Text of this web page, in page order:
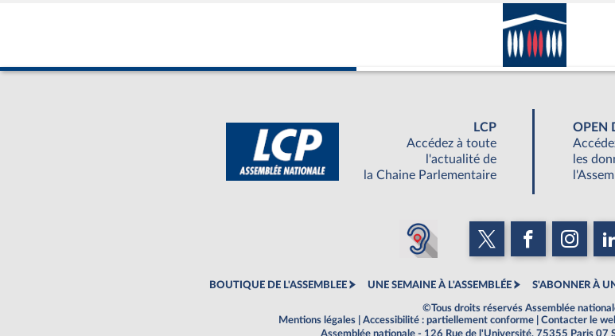
LCP
Accédez à toute
l'actualité de
la Chaine Parlementaire
OPEN
les
BOUTIQUE DE L'ASSEMBLEE UNE SEMAINE À L'ASSEMBLÉE S'ABONNER À
©Tous droits réservés Assemblée
Mentions légales
Accessibilité : partiellement conforme Contacter le
Assemblée nationale - 126 Rue de l'Université, 75355 Paris 07